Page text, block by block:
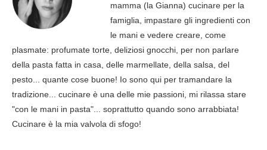
mamma (la Gianna) cucinare per la
famiglia, impastare gli ingredienti con
le mani e vedere creare, come
plasmate: profumate torte, deliziosi gnocchi, per non parlare
della pasta fatta in casa, delle marmellate, della salsa, del
pesto... quante cose buone! Io sono qui per tramandare la
tradizione... cucinare è una delle mie passioni, mi rilassa stare
"con le mani in pasta"... soprattutto quando sono arrabbiata!
Cucinare è la mia valvola di sfogo!